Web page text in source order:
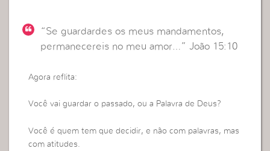
“Se guardardes os meus mandamentos,
permanecereis no meu amor…” João 15:10
Agora reflita:
Você vai guardar o passado, ou a Palavra de Deus?
Você é quem tem que decidir, e não com palavras, mas
com atitudes.